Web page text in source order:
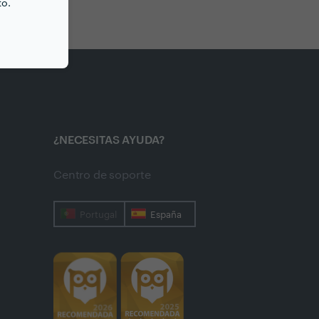
¿NECESITAS AYUDA?
Centro de soporte
Portugal España